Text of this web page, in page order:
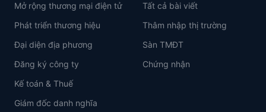
Mở rộng thương mại điện tử
Phát triển thương hiệu
Đại diện địa phương
Đăng ký công ty
Kế toán & Thuế
Giám đốc danh nghĩa
Tất cả bài viết
Thâm nhập thị trường
Sàn TMĐT
Chứng nhận